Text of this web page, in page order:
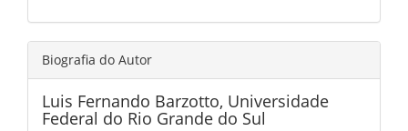
Biografia do Autor
Luis Fernando Barzotto, Universidade
Federal do Rio Grande do Sul